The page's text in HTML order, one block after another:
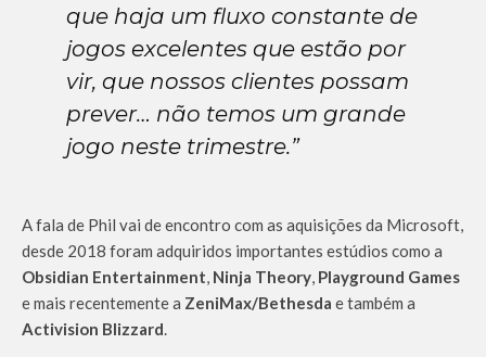
que haja um fluxo constante de
jogos excelentes que estão por
vir, que nossos clientes possam
prever… não temos um grande
jogo neste trimestre.”
A fala de Phil vai de encontro com as aquisições da Microsoft,
desde 2018 foram adquiridos importantes estúdios como a
Obsidian Entertainment, Ninja Theory, Playground Games
e mais recentemente a ZeniMax/Bethesda e também a
Activision Blizzard.